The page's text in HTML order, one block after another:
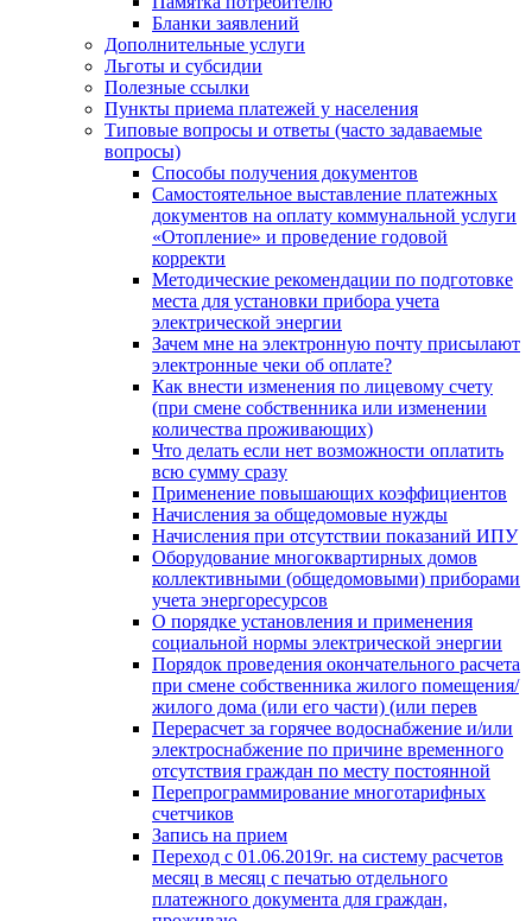
Бланки заявлений
Дополнительные услуги
Льготы и субсидии
Полезные ссылки
Пункты приема платежей у населения
Типовые вопросы и ответы (часто задаваемые
вопросы)
Способы получения документов
Самостоятельное выставление платежных
документов на оплату коммунальной услуги
«Отопление» и проведение годовой
корректи
Методические рекомендации по подготовке
места для установки прибора учета
электрической энергии
Зачем мне на электронную почту присылают
электронные чеки об оплате?
Как внести изменения по лицевому счету
(при смене собственника или изменении
количества проживающих)
Что делать если нет возможности оплатить
всю сумму сразу
Применение повышающих коэффициентов
Начисления за общедомовые нужды
Начисления при отсутствии показаний ИПУ
Оборудование многоквартирных домов
коллективными (общедомовыми) приборами
учета энергоресурсов
О порядке установления и применения
социальной нормы электрической энергии
Порядок проведения окончательного расчета
при смене собственника жилого помещения/
жилого дома (или его части) (или перев
Перерасчет за горячее водоснабжение и/или
электроснабжение по причине временного
отсутствия граждан по месту постоянной
Перепрограммирование многотарифных
счетчиков
Запись на прием
Переход с 01.06.2019г. на систему расчетов
месяц в месяц с печатью отдельного
платежного документа для граждан,